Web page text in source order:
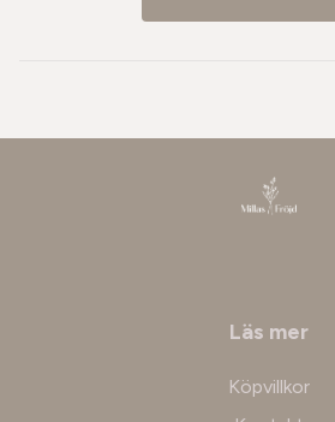
Läs mer
Köpvillkor